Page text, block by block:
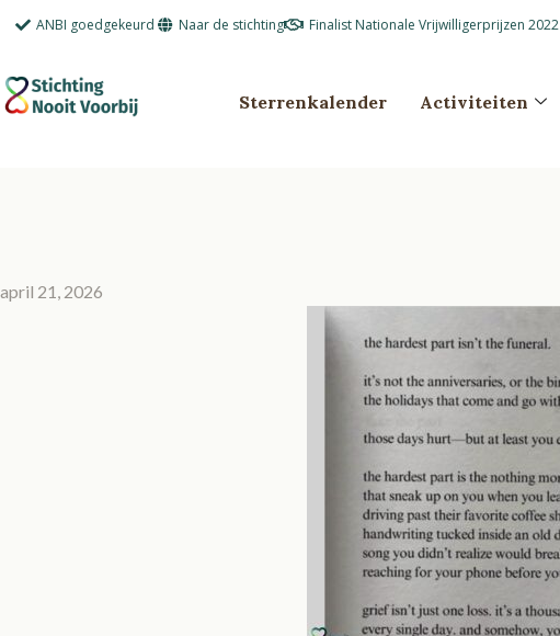
inhoud
ANBI goedgekeurd Naar de stichting Finalist Nationale Vrijwilligerprijzen 2022
Sterrenkalender Activiteiten
april 21, 2026